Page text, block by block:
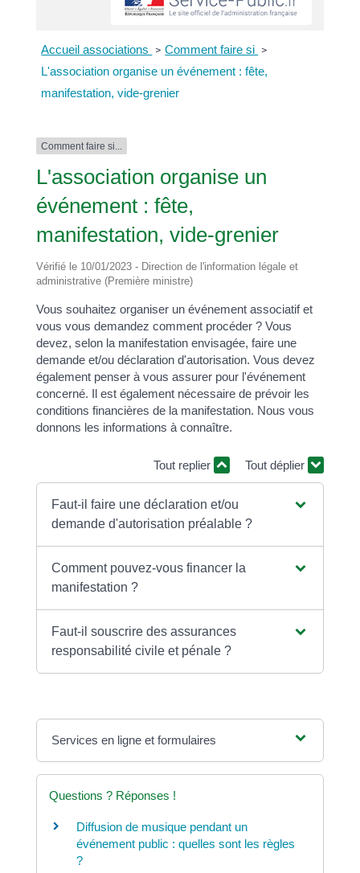
Accueil associations > Comment faire si >
L'association organise un événement : fête,
manifestation, vide-grenier
Comment faire si...
L'association organise un
événement : fête,
manifestation, vide-grenier
Vérifié le 10/01/2023 - Direction de l'information légale et
administrative (Première ministre)
Vous souhaitez organiser un événement associatif et
vous vous demandez comment procéder ? Vous
devez, selon la manifestation envisagée, faire une
demande et/ou déclaration d'autorisation. Vous devez
également penser à vous assurer pour l'événement
concerné. Il est également nécessaire de prévoir les
conditions financières de la manifestation. Nous vous
donnons les informations à connaître.
Tout replier Tout déplier
Faut-il faire une déclaration et/ou
demande d'autorisation préalable ?
Comment pouvez-vous financer la
manifestation ?
Faut-il souscrire des assurances
responsabilité civile et pénale ?
Services en ligne et formulaires
Questions ? Réponses !
Diffusion de musique pendant un
événement public : quelles sont les règles
?